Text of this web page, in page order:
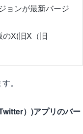
ョンが最新バージ
X(旧X（旧
。
）)アプリのバー